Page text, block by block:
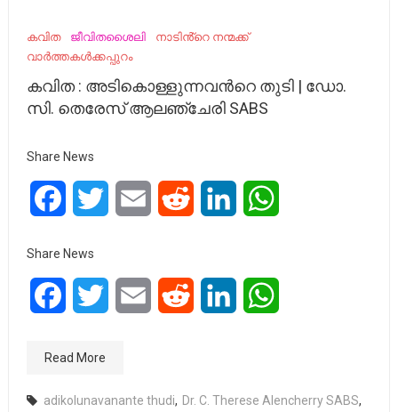
കവിത ജീവിതശൈലി
നാടിൻ്റെ നന്മക്ക്
വാർത്തകൾക്കപ്പുറം
കവിത : അടികൊള്ളുന്നവന്‍റെ തുടി | ഡോ.
സി. തെരേസ് ആലഞ്ചേരി SABS
Share News
FacebookTwitter Email Reddit LinkedIn
Share News
FacebookTwitter Email Reddit LinkedIn
Read More
adikolunavanante thudi, Dr. C. Therese Alencherry SABS,